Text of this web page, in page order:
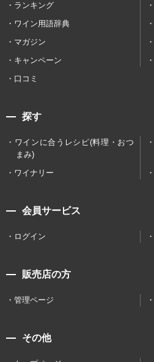
ランキング
ワイン用語辞典
マガジン
キャンペーン
口コミ
探す
ワインに合うレシピ(料理・おつ
まみ)
ワイナリー
会員サービス
ログイン
販売店の方
管理ページ
その他